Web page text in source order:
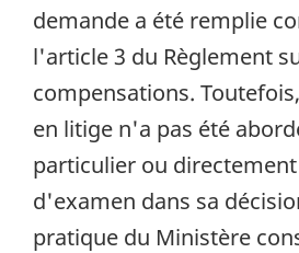
demande a été remplie
l'article 3 du Règlement
compensations.
en litige n'a pas été
particulier ou
d'examen dans sa
pratique du Ministère